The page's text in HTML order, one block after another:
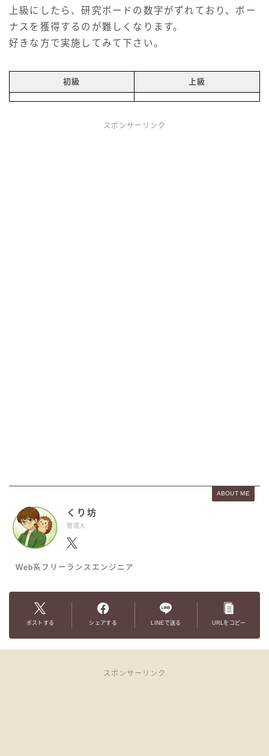
上級にしたら、研究ボードの数字がずれており、ボー
ナスを獲得するのが難しくなります。
好きな方で実施してみて下さい。
初級 上級
スポンサーリンク
ABOUT ME
くり坊
管理人
Web系フリーランスエンジニア
ポストする シェアする LINEで送る URLをコピー
スポンサーリンク